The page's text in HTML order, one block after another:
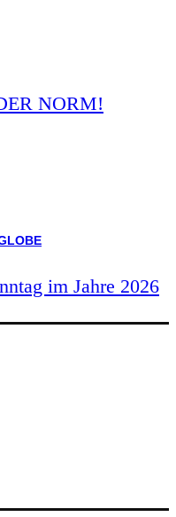
NORM!
im Jahre 2026